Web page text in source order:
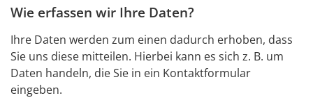
Wie erfassen wir Ihre Daten?
Ihre Daten werden zum einen dadurch erhoben, dass
Sie uns diese mitteilen. Hierbei kann es sich z. B. um
Daten handeln, die Sie in ein Kontaktformular
eingeben.